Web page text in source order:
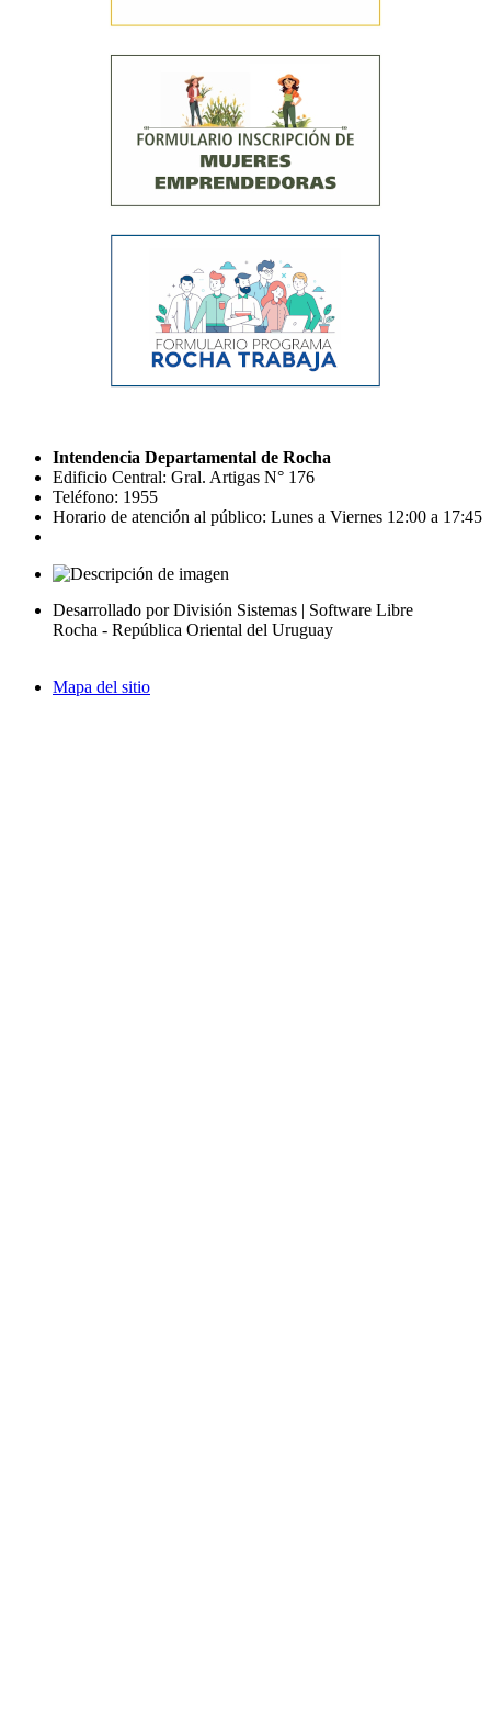
Intendencia Departamental de Rocha
Edificio Central: Gral. Artigas N° 176
Teléfono: 1955
Horario de atención al público: Lunes a Viernes 12:00 a 17:45
Desarrollado por División Sistemas | Software Libre
Rocha - República Oriental del Uruguay
Mapa del sitio